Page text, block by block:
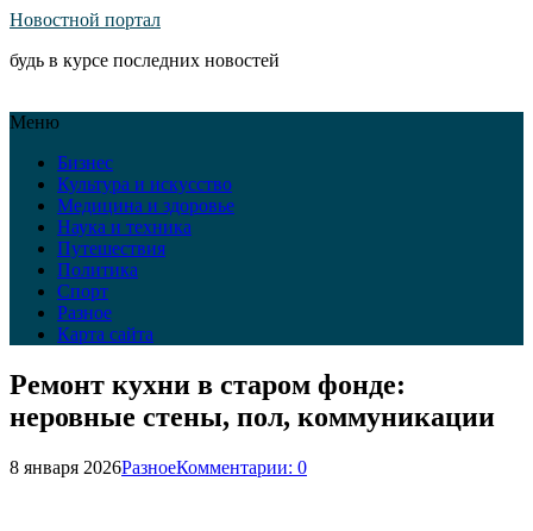
Новостной портал
будь в курсе последних новостей
Меню
Бизнес
Культура и искусство
Медицина и здоровье
Наука и техника
Путешествия
Политика
Спорт
Разное
Карта сайта
Ремонт кухни в старом фонде:
неровные стены, пол, коммуникации
8 января 2026РазноеКомментарии: 0